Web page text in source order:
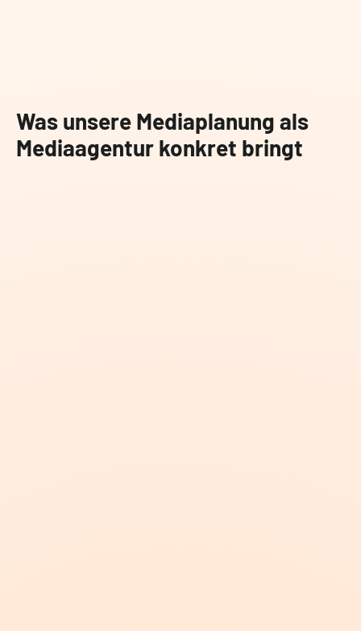
Was unsere Mediaplanung als
Mediaagentur konkret bringt